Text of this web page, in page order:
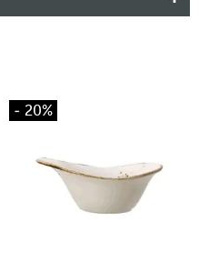
- 20%